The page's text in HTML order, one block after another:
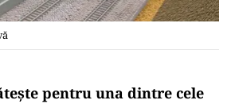
pentru una dintre cele